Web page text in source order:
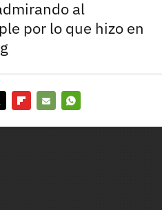
al
por lo que hizo en